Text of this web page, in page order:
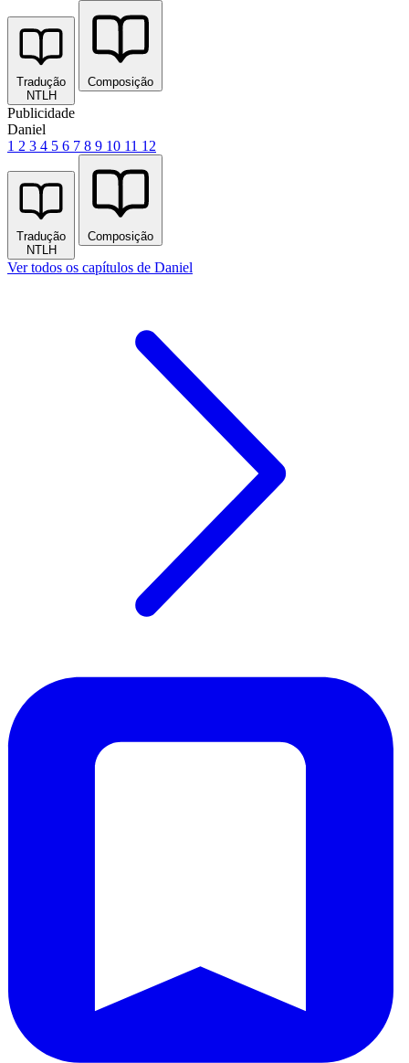
Tradução
NTLH
Composição
Publicidade
Daniel
1 2 3 4 5 6 7 8 9 10 11 12
Tradução
NTLH
Composição
Ver todos os capítulos de Daniel